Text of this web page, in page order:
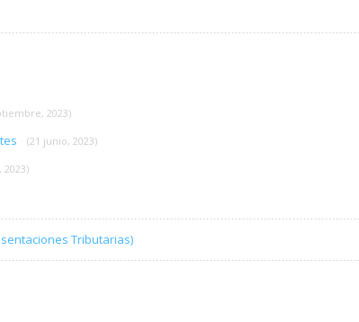
2023)
(21 junio, 2023)
2023)
Tributarias)